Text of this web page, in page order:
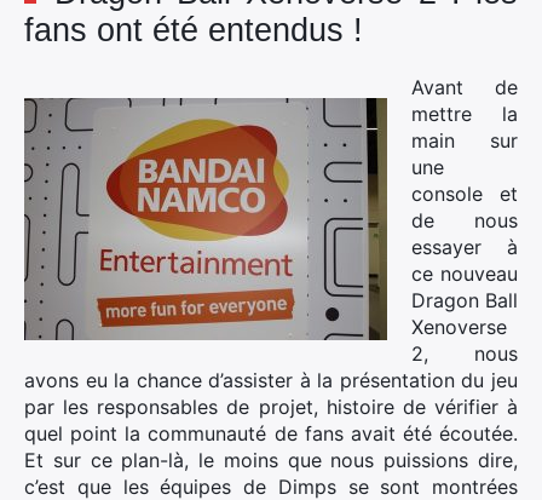
fans ont été entendus !
Avant de
mettre la
main sur
une
console et
de nous
essayer à
ce nouveau
Dragon Ball
Xenoverse
2, nous
avons eu la chance d’assister à la présentation du jeu
par les responsables de projet, histoire de vérifier à
quel point la communauté de fans avait été écoutée.
Et sur ce plan-là, le moins que nous puissions dire,
c’est que les équipes de Dimps se sont montrées